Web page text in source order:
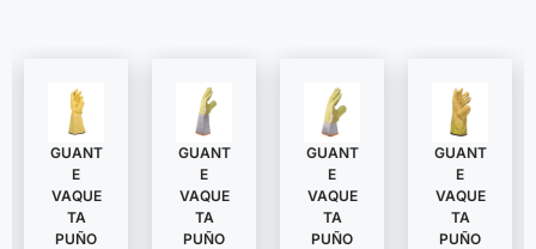
GUANT
E
VAQUE
TA
PUÑO
GUANT
E
VAQUE
TA
PUÑO
GUANT
E
VAQUE
TA
PUÑO
GUANT
E
VAQUE
TA
PUÑO